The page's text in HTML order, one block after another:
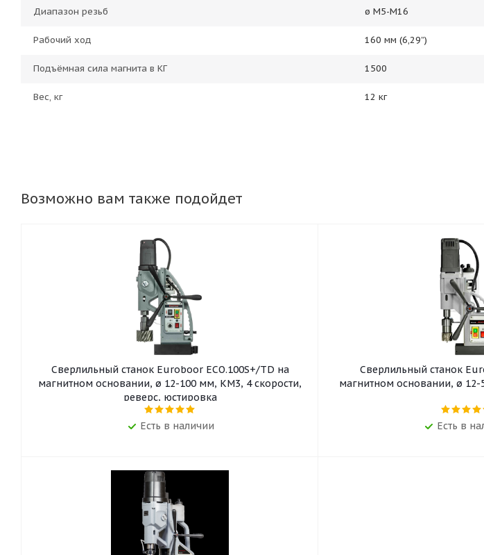
Диапазон резьб ø M5-M16
Рабочий ход 160 мм (6,29”)
Подъёмная сила магнита в КГ 1500
Вес, кг 12 кг
Возможно вам также подойдет
Сверлильный станок Euroboor ECO.100S+/TD на
магнитном основании, ø 12-100 мм, КМ3, 4 скорости,
реверс, юстировка
Есть в наличии
Сверлильный станок
магнитном основании, ø
Есть в